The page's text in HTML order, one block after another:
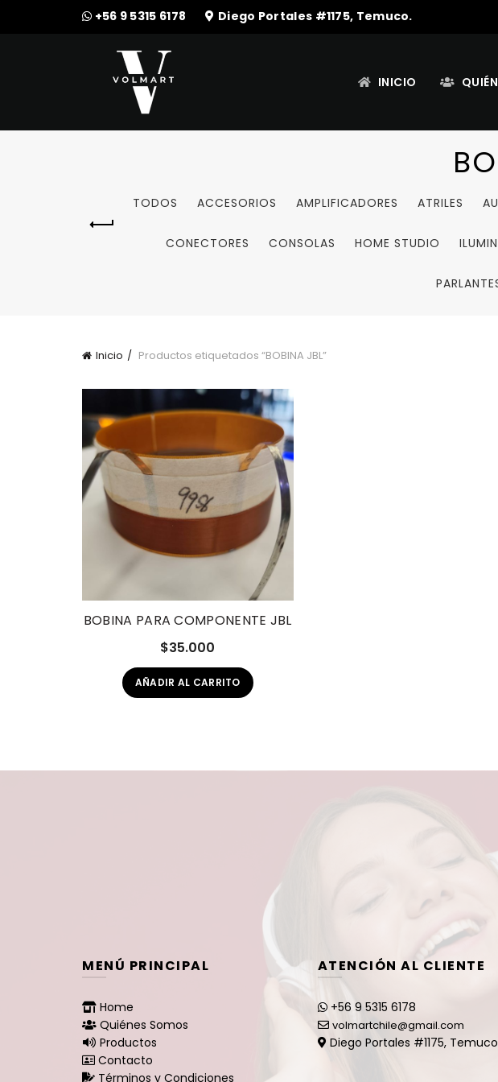
+56 9 5315 6178 Diego Portales #1175, Temuco.
INICIO
TODOS ACCESORIOS AMPLIFICADORES ATRILES
CONECTORES CONSOLAS HOME STUDIO
Inicio Productos etiquetados “BOBINA JBL”
BOBINA PARA COMPONENTE JBL
$35.000
AÑADIR AL CARRITO
MENÚ PRINCIPAL
Home
Quiénes Somos
Productos
Contacto
Términos y Condiciones
ATENCIÓN AL CLIENTE
+56 9 5315 6178
volmartchile@gmail.com
Diego Portales #1175,